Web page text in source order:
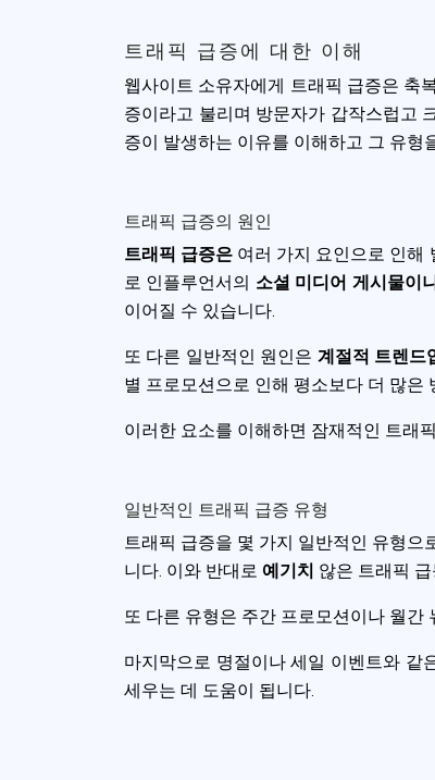
트래픽 급증에 대한 이해
웹사이트 소유자에게 트래픽 급증은 축
증이라고 불리며 방문자가 갑작스럽고
증이 발생하는 이유를 이해하고 그 유형
트래픽 급증의 원인
트래픽 급증은 여러 가지 요인으로 인해
로 인플루언서의 소셜 미디어 게시물이
이어질 수 있습니다.
또 다른 일반적인 원인은 계절적 트렌드
별 프로모션으로 인해 평소보다 더 많은
이러한 요소를 이해하면 잠재적인 트래
일반적인 트래픽 급증 유형
트래픽 급증을 몇 가지 일반적인 유형으
니다. 이와 반대로 예기치 않은 트래픽
또 다른 유형은 주간 프로모션이나 월
마지막으로 명절이나 세일 이벤트와 같
세우는 데 도움이 됩니다.